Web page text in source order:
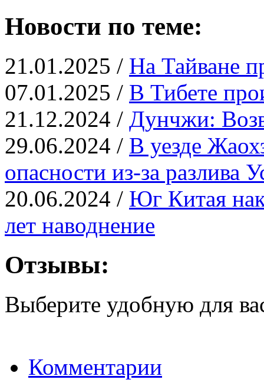
Новости по теме:
21.01.2025 / На Тайване
07.01.2025 / В Тибете
21.12.2024 / Дунчжи:
29.06.2024 / В уезде
опасности из-за разлива
20.06.2024 / Юг Китая
лет наводнение
Отзывы:
Выберите удобную для
Комментарии